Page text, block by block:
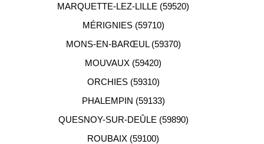
MARQUETTE-LEZ-LILLE (59520)
MÉRIGNIES (59710)
MONS-EN-BARŒUL (59370)
MOUVAUX (59420)
ORCHIES (59310)
PHALEMPIN (59133)
QUESNOY-SUR-DEÛLE (59890)
ROUBAIX (59100)